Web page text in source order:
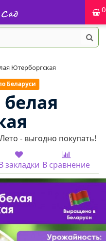
0
Ютерборгская
Беларуси
Лето - выгодно покупать!
закладки В сравнение